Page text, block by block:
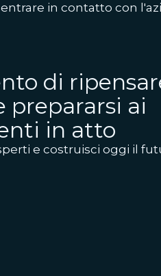
in contatto con
di
prepararsi ai
in atto
e costruisci oggi il